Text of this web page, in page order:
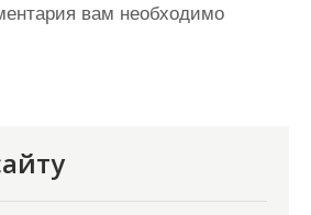
вам необходимо